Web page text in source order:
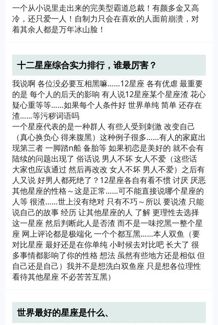
一个从小说里走出来的完美型霸道总裁！有颜多金又高
冷，还只爱一人！自制力只会在喜欢的人面前崩溃，对
着其余人都是万年冰山脸！
十二星座综合实力排行，谁最厉害？
我说啊 各位没必要互相黑嘛……12星座 各有优虐 最重要
的是 每个人的后天的影响 有人说12星座某个星座渣 花心
疑心重等等……如果每个人条件好 世界单纯 简单 还存在
渣……等污秽词语吗
一个星座代表的是一种群人 有些人受到刺激 改变自己
（真心换负心 得来腹黑）这种例子很多……有人的家庭出
现第三者 一脚踏n船 备胎等 如果初恋是美好的 就不会有
陆续的问题出现了 俗话说 男人不坏 女人不爱（这些话
大家也应该通过 然后再改改 女人不坏 男人不爱）之后有
人又说 好男人都死绝了？12星座各自有看不惯 讨厌 厌恶
其他星座的性格～这是正常……可不能直接说哪个星座的
人等 很渣……世上没有绝对 只有不巧～所以 要说渣 只能
说自己的故事 经历 让其他星座的人 了解 更理性去选择
这一星座 然后判断此人是否渣 而不是一味挖黑一整个星
座 网上评论都是极端化 一个个都互黑……本人双鱼（要
对比星座 最好还是在你单纯 小时候去对比吧 长大了 很
多事情都影响了你的性格 想法 虽然有些地方还是相似 但
自己还是自己）我并不是想洗白双鱼座 只是想各位理性
看待其他星座 不必苦苦互黑）
世界最好的星座是什么、